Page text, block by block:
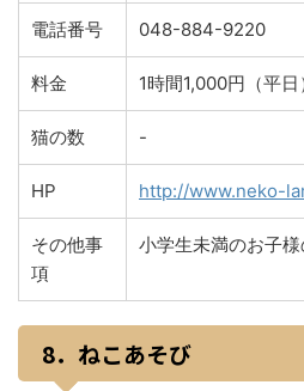
電話番号 048-884-9220
料金 1時間1,000円（平
猫の数 -
HP http://www.neko-
その他事
項
小学生未満のお子
8．ねこあそび